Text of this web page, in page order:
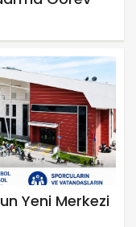
Yeni Merkezi